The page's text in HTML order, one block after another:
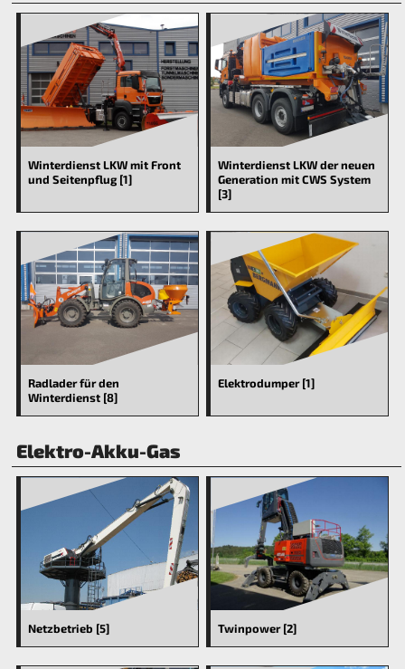
Winterdienst LKW mit Front
und Seitenpflug [1]
Winterdienst LKW der neuen
Generation mit CWS System
[3]
Radlader für den
Winterdienst [8]
Elektrodumper [1]
Elektro-Akku-Gas
Netzbetrieb [5] Twinpower [2]